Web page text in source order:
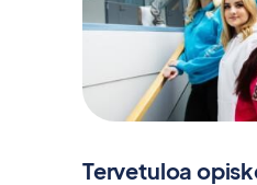
Tervetuloa